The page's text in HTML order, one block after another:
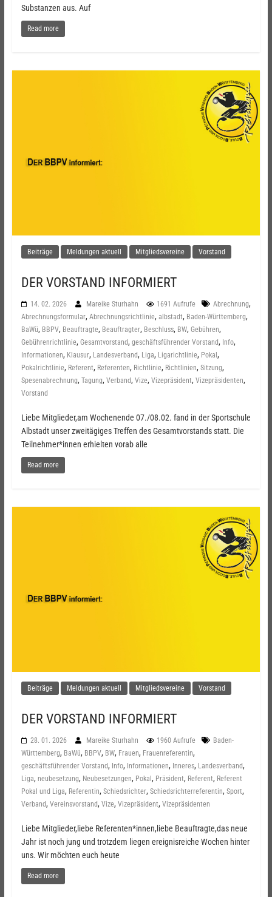
Substanzen aus. Auf
Read more
Beiträge Meldungen aktuell Mitgliedsvereine Vorstand
DER VORSTAND INFORMIERT
14. 02. 2026 Mareike Sturhahn 1691 Aufrufe Abrechnung,
Abrechnungsformular, Abrechnungsrichtlinie, albstadt, Baden-Württemberg,
BaWü, BBPV, Beauftragte, Beauftragter, Beschluss, BW, Gebühren,
Gebührenrichtlinie, Gesamtvorstand, geschäftsführender Vorstand, Info,
Informationen, Klausur, Landesverband, Liga, Ligarichtlinie, Pokal,
Pokalrichtlinie, Referent, Referenten, Richtlinie, Richtlinien, Sitzung,
Spesenabrechnung, Tagung, Verband, Vize, Vizepräsident, Vizepräsidenten,
Vorstand
Liebe Mitglieder,am Wochenende 07./08.02. fand in der Sportschule
Albstadt unser zweitägiges Treffen des Gesamtvorstands statt. Die
Teilnehmer*innen erhielten vorab alle
Read more
Beiträge Meldungen aktuell Mitgliedsvereine Vorstand
DER VORSTAND INFORMIERT
28. 01. 2026 Mareike Sturhahn 1960 Aufrufe
Baden-
Württemberg, BaWü, BBPV, BW, Frauen, Frauenreferentin,
geschäftsführender Vorstand, Info, Informationen, Inneres, Landesverband,
Liga, neubesetzung, Neubesetzungen, Pokal , Präsident, Referent, Referent
Pokal und Liga, Referentin, Schiedsrichter, Schiedsrichterreferentin, Sport,
Verband, Vereinsvorstand, Vize, Vizepräsident, Vizepräsidenten
Liebe Mitglieder,liebe Referenten*innen,liebe Beauftragte,das neue
Jahr ist noch jung und trotzdem liegen ereignisreiche Wochen hinter
uns. Wir möchten euch heute
Read more